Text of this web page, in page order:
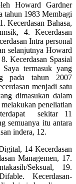
Howard Gardner
tahun 1983 Membagi
Kecerdasan Bahasa,
4. Kecerdasan
Intra personal
selanjutnya Howard
Kecerdasan Spasial
termasuk yang
pada tahun 2007
menjadi satu
dimasukan dalam
peneliatian
sekitar 11
semuanya itu antara
indera, 12.
14 Kecerdasan
Managemen, 17.
Seksual, 19.
Kecerdasan-